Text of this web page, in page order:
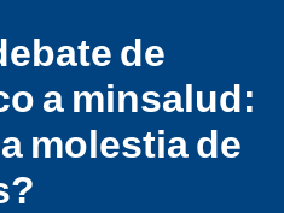
de
a minsalud:
molestia de